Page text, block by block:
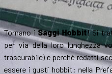
Tornano iSaggi Hobbit! Si
per via della loro lunghezza
trascurabile) e perché redatti
essere i gusti hobbit: nella